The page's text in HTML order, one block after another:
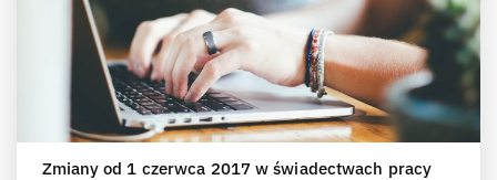
Zmiany od 1 czerwca 2017 w świadectwach pracy